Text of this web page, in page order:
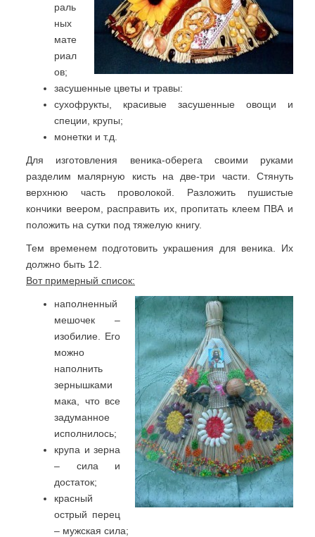
раль
ных
мате
риал
ов;
засушенные цветы и травы:
сухофрукты, красивые засушенные овощи и
специи, крупы;
монетки и т.д.
Для изготовления веника-оберега своими руками
разделим малярную кисть на две-три части. Стянуть
верхнюю часть проволокой. Разложить пушистые
кончики веером, расправить их, пропитать клеем ПВА и
положить на сутки под тяжелую книгу.
Тем временем подготовить украшения для веника. Их
должно быть 12.
Вот примерный список:
наполненный
мешочек –
изобилие. Его
можно
наполнить
зернышками
мака, что все
задуманное
исполнилось;
крупа и зерна
– сила и
достаток;
красный
острый перец
– мужская сила;